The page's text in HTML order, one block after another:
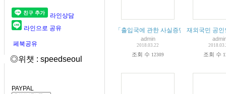
라인상담
라인으로 공유
페북공유
◎위챗 : speedseoul
PAYPAL
「출입국에 관한 사실증명」발급 서비스
admin
2018.03.22
조회 수 12309
재외국민 공
조회 수